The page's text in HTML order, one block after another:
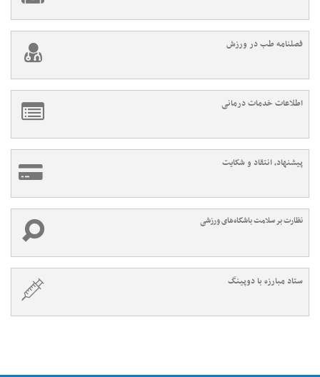
فصلنامه طب در ورزش
اطلاعات خدمات درمانی
پیشنهاد، انتقاد و شکایت
نظارت بر سلامت باشگاه‌های ورزشی
ستاد مبارزه با دوپینگ